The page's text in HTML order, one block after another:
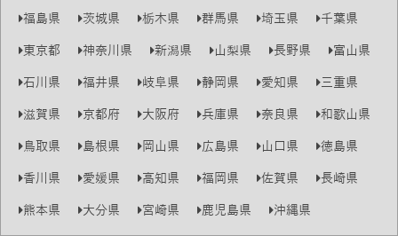
福島県
茨城県 栃木県 群馬県 埼玉県
千葉県
東京都
神奈川県 新潟県 山梨県 長野県
富山県
石川県
福井県 岐阜県 静岡県 愛知県
三重県
滋賀県
京都府 大阪府 兵庫県 奈良県
和歌山県
鳥取県
島根県 岡山県 広島県 山口県
徳島県
香川県
愛媛県 高知県 福岡県 佐賀県
長崎県
熊本県
大分県 宮崎県 鹿児島県 沖縄県